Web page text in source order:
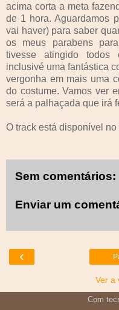
acima corta a meta
de 1 hora. Aguardamos
vai haver) para saber
os meus parabens
tivesse atingido todos
inclusivé uma fantástica
vergonha em mais uma
do costume. Vamos ver
será a palhaçada que irá
O track está disponível
Sem comentários:
Enviar um
‹
Ver a
Com